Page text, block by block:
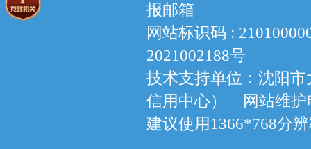
报邮箱
网站标识码 :
2021002188号
技术支持单位：沈阳
信用中心） 网站维护
建议使用1366*768分